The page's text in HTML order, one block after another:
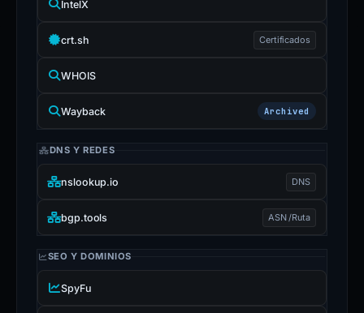
IntelX
crt.sh Certificados
WHOIS
Wayback Archived
DNS Y REDES
nslookup.io DNS
bgp.tools ASN /Ruta
SEO Y DOMINIOS
SpyFu